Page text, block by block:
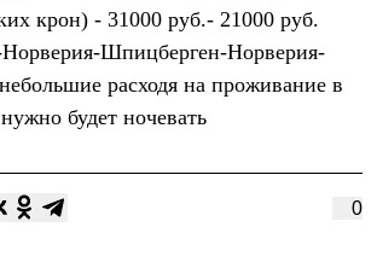
крон) - 31000 руб.- 21000 руб.
Шпицберген-Норверия-
расходя на проживание в
будет ночевать
0